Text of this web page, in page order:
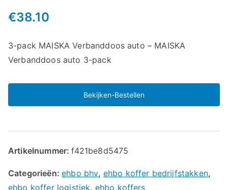
€38.10
3-pack MAISKA Verbanddoos auto – MAISKA
Verbanddoos auto 3-pack
Bekijken-Bestellen
Artikelnummer:f421be8d5475
Categorieën:ehbo bhv, ehbo koffer bedrijfstakken,
ehbo koffer logistiek, ehbo koffers